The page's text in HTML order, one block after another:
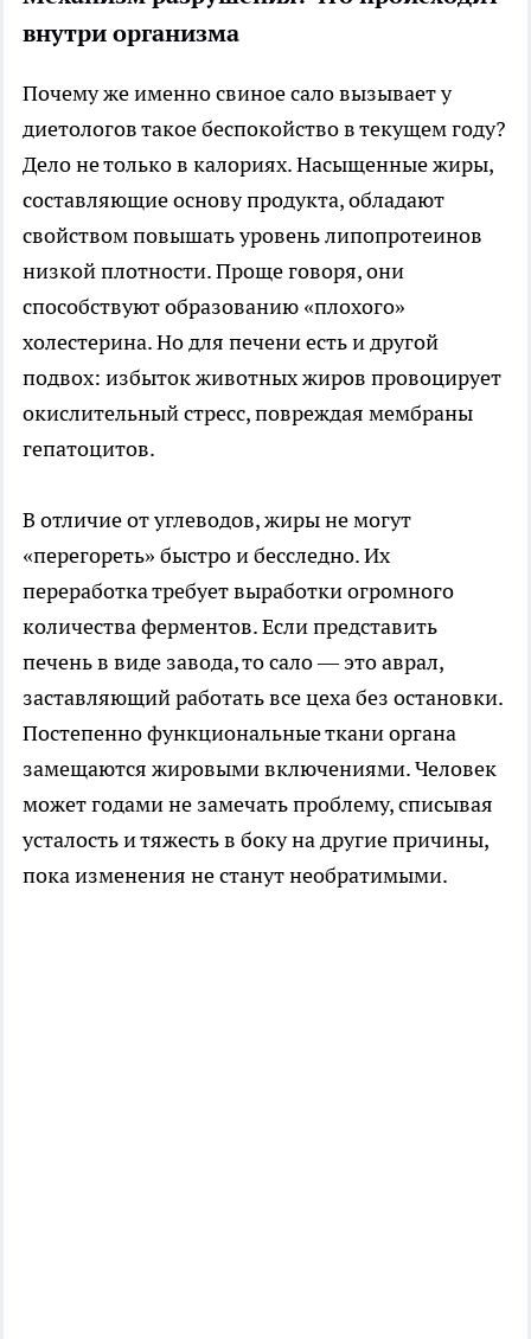
внутри организма
Почему же именно свиное сало вызывает у
диетологов такое беспокойство в текущем году?
Дело не только в калориях. Насыщенные жиры,
составляющие основу продукта, обладают
свойством повышать уровень липопротеинов
низкой плотности. Проще говоря, они
способствуют образованию «плохого»
холестерина. Но для печени есть и другой
подвох: избыток животных жиров провоцирует
окислительный стресс, повреждая мембраны
гепатоцитов.
В отличие от углеводов, жиры не могут
«перегореть» быстро и бесследно. Их
переработка требует выработки огромного
количества ферментов. Если представить
печень в виде завода, то сало — это аврал,
заставляющий работать все цеха без остановки.
Постепенно функциональные ткани органа
замещаются жировыми включениями. Человек
может годами не замечать проблему, списывая
усталость и тяжесть в боку на другие причины,
пока изменения не станут необратимыми.